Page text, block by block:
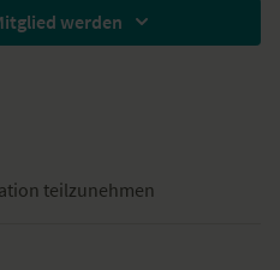
werden
teilzunehmen